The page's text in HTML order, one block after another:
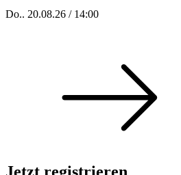
Do.. 20.08.26 / 14:00